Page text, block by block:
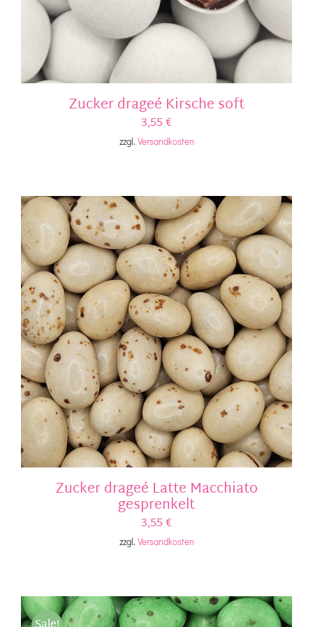
Zucker drageé Kirsche soft
3,55€
zzgl. Versandkosten
Zucker drageé Latte Macchiato
gesprenkelt
3,55€
zzgl. Versandkosten